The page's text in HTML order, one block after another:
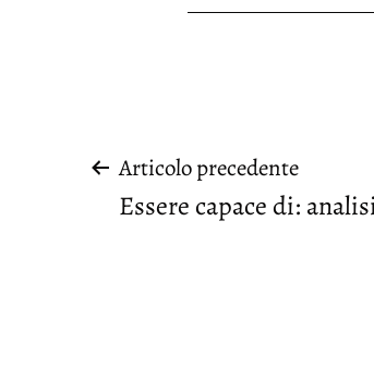
Navigazione
articoli
Articolo precedente
Essere capace di: